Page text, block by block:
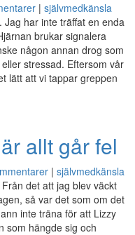
| självmedkänsla
har inte träffat en enda
brukar signalera
någon annan drog som
stressad. Eftersom vår
lätt att vi tappar greppen
allt går fel
| självmedkänsla
det att jag blev väckt
så var det som om det
inte träna för att Lizzy
som hängde sig och